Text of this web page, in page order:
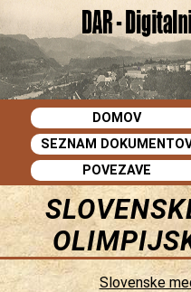
DOMOV
SEZNAM
POVEZAVE
Slovenske